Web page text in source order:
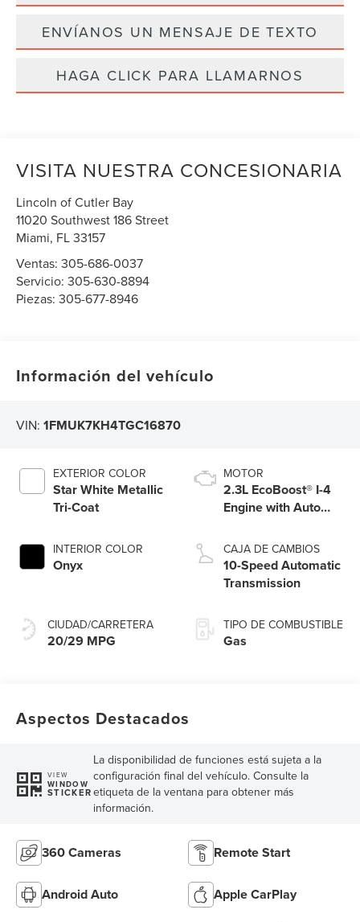
ENVÍANOS UN MENSAJE DE TEXTO
HAGA CLICK PARA LLAMARNOS
VISITA NUESTRA CONCESIONARIA
Lincoln of Cutler Bay
11020 Southwest 186 Street
Miami, FL33157
Ventas:305-686-0037
Servicio:305-630-8894
Piezas:305-677-8946
Información del vehículo
VIN:1FMUK7KH4TGC16870
EXTERIOR COLOR
Star White Metallic
Tri-Coat
INTERIOR COLOR
Onyx
CIUDAD/CARRETERA
20/29 MPG
MOTOR
2.3L EcoBoost® I-4
Engine with Auto
Technology
CAJA DE CAMBIOS
10-Speed Automatic
Transmission
TIPO DE COMBUSTIBLE
Gas
Aspectos Destacados
VIEW
WINDOW
STICKER
La disponibilidad de funciones está sujeta a la
configuración final del vehículo. Consulte la
etiqueta de la ventana para obtener más
información.
360 Cameras Remote Start
Android Auto Apple CarPlay